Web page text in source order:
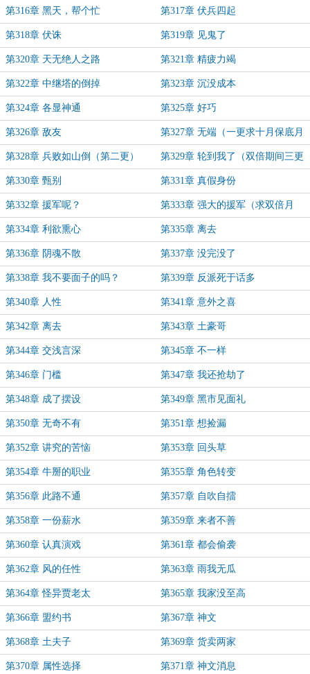
第316章 黑天，帮个忙 第317章 伏兵四起
第318章 伏诛 第319章 见鬼了
第320章 天无绝人之路 第321章 精疲力竭
第322章 中继塔的倒掉 第323章 沉没成本
第324章 各显神通 第325章 好巧
第326章 敌友 第327章 无端（一更求十月保底月
票）
第328章 兵败如山倒（第二更） 第329章 轮到我了（双倍期间三更
求保底月票）
第330章 甄别 第331章 真假身份
第332章 援军呢？ 第333章 强大的援军（求双倍月
票）
第334章 利欲熏心 第335章 离去
第336章 阴魂不散 第337章 没完没了
第338章 我不要面子的吗？ 第339章 反派死于话多
第340章 人性 第341章 意外之喜
第342章 离去 第343章 土豪哥
第344章 交浅言深 第345章 不一样
第346章 门槛 第347章 我还抢劫了
第348章 成了摆设 第349章 黑市见面礼
第350章 无奇不有 第351章 想捡漏
第352章 讲究的苦恼 第353章 回头草
第354章 牛掰的职业 第355章 角色转变
第356章 此路不通 第357章 自吹自擂
第358章 一份薪水 第359章 来者不善
第360章 认真演戏 第361章 都会偷袭
第362章 风的任性 第363章 雨我无瓜
第364章 怪异贾老太 第365章 我家没至高
第366章 盟约书 第367章 神文
第368章 土夫子 第369章 货卖两家
第370章 属性选择 第371章 神文消息